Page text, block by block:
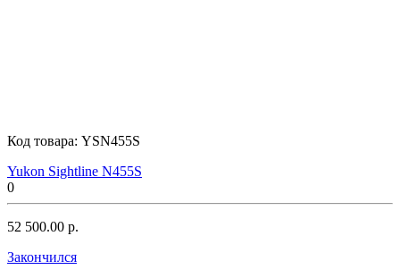
Код товара: YSN455S
Yukon Sightline N455S
0
52 500.00 р.
Закончился